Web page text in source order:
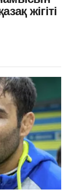
жігіті